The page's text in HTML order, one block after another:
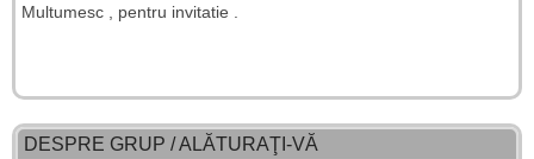
Multumesc , pentru invitatie .
DESPRE GRUP / ALĂTURAŢI-VĂ